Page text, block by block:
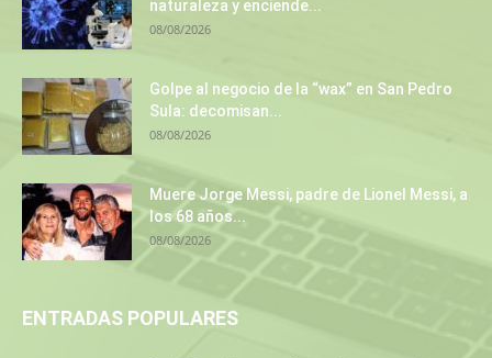
naturaleza y enciende...
08/08/2026
Golpe al negocio de la “wax” en San Pedro
Sula: decomisan...
08/08/2026
Muere Jorge Messi, padre de Lionel Messi, a
los 68 años...
08/08/2026
ENTRADAS POPULARES